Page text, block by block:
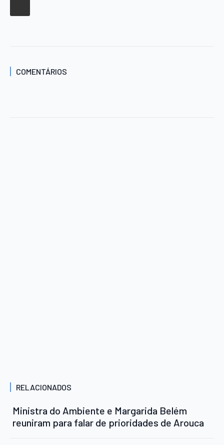
COMENTÁRIOS
RELACIONADOS
Ministra do Ambiente e Margarida Belém
reuniram para falar de prioridades de Arouca